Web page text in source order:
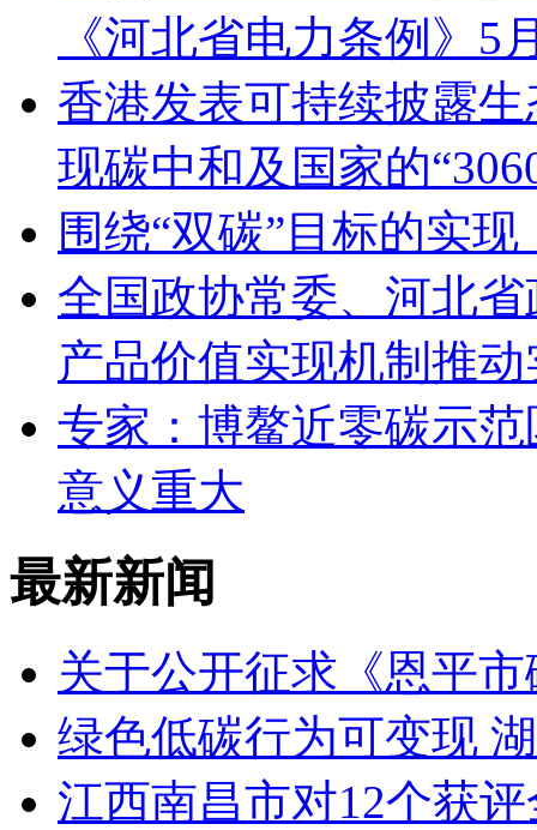
《河北省电力条例》5
香港发表可持续披露
现碳中和及国家的
围绕“双碳”目标的实
全国政协常委、河北
产品价值实现机制推
专家：博鳌近零碳示
意义重大
最新新闻
关于公开征求《恩平
绿色低碳行为可变现
江西南昌市对12个获